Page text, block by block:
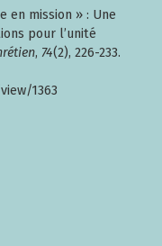
en mission » : Une
pour l’unité
, 74(2), 226-233.
1363